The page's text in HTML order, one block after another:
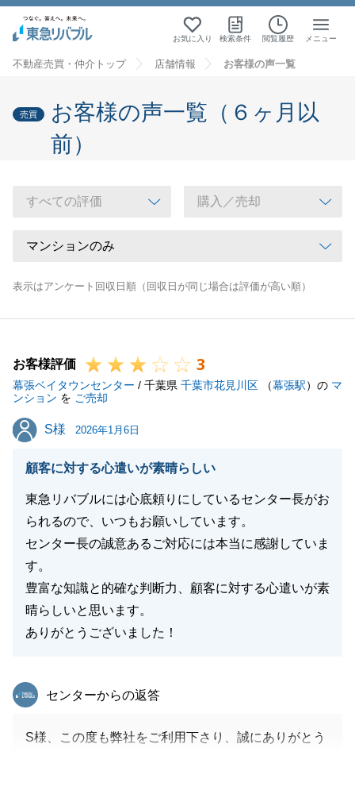
お気に入り 検索条件 閲覧履歴 メニュー
不動産売買・仲介トップ 店舗情報 お客様の声一覧
売買
お客様の声一覧（６ヶ月以
前）
表示はアンケート回収日順（回収日が同じ場合は評価が高い順）
お客様評価 3
幕張ベイタウンセンター / 千葉県 千葉市花見川区 （幕張駅）の マ
ンション を ご売却
S様
S様 2026年1月6日
顧客に対する心遣いが素晴らしい
東急リバブルには心底頼りにしているセンター長がお
られるので、いつもお願いしています。
センター長の誠意あるご対応には本当に感謝していま
す。
豊富な知識と的確な判断力、顧客に対する心遣いが素
晴らしいと思います。
ありがとうございました！
東急リバブル
センターからの返答
S様、この度も弊社をご利用下さり、誠にありがとう